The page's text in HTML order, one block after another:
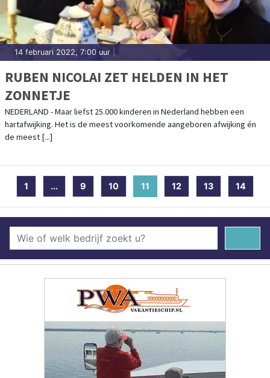
14 februari 2022, 7:00 uur
RUBEN NICOLAI ZET HELDEN IN HET
ZONNETJE
NEDERLAND - Maar liefst 25.000 kinderen in Nederland hebben een
hartafwijking. Het is de meest voorkomende aangeboren afwijking én
de meest [...]
1 ... 9 10 11 (current)
12 13 14